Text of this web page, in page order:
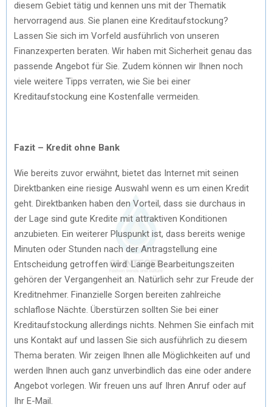
diesem Gebiet tätig und kennen uns mit der Thematik
hervorragend aus. Sie planen eine Kreditaufstockung?
Lassen Sie sich im Vorfeld ausführlich von unseren
Finanzexperten beraten. Wir haben mit Sicherheit genau das
passende Angebot für Sie. Zudem können wir Ihnen noch
viele weitere Tipps verraten, wie Sie bei einer
Kreditaufstockung eine Kostenfalle vermeiden.
Fazit – Kredit ohne Bank
Wie bereits zuvor erwähnt, bietet das Internet mit seinen
Direktbanken eine riesige Auswahl wenn es um einen Kredit
geht. Direktbanken haben den Vorteil, dass sie durchaus in
der Lage sind gute Kredite mit attraktiven Konditionen
anzubieten. Ein weiterer Pluspunkt ist, dass bereits wenige
Minuten oder Stunden nach der Antragstellung eine
Entscheidung getroffen wird. Lange Bearbeitungszeiten
gehören der Vergangenheit an. Natürlich sehr zur Freude der
Kreditnehmer. Finanzielle Sorgen bereiten zahlreiche
schlaflose Nächte. Überstürzen sollten Sie bei einer
Kreditaufstockung allerdings nichts. Nehmen Sie einfach mit
uns Kontakt auf und lassen Sie sich ausführlich zu diesem
Thema beraten. Wir zeigen Ihnen alle Möglichkeiten auf und
werden Ihnen auch ganz unverbindlich das eine oder andere
Angebot vorlegen. Wir freuen uns auf Ihren Anruf oder auf
Ihr E-Mail.